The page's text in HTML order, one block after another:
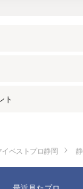
ト
イベストプロ静岡